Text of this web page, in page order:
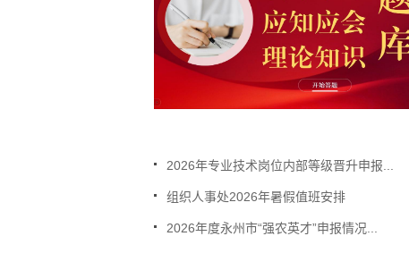
2026年专业技术岗位内部等级晋升申报...
组织人事处2026年暑假值班安排
2026年度永州市“强农英才”申报情况...